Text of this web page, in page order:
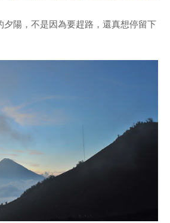
夕陽，不是因為要趕路，還真想停留下